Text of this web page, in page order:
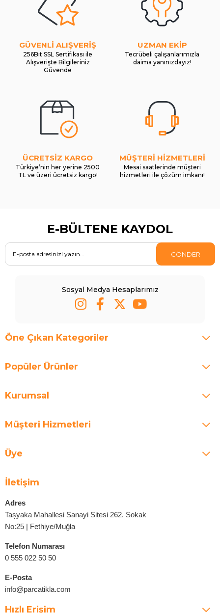
GÜVENLİ ALIŞVERİŞ
256Bit SSL Sertifikası ile
Alışverişte Bilgileriniz
Güvende
UZMAN EKİP
Tecrübeli çalışanlarımızla
daima yanınızdayız!
ÜCRETSİZ KARGO
Türkiye’nin her yerine 2500
TL ve üzeri ücretsiz kargo!
MÜŞTERİ HİZMETLERİ
Mesai saatlerinde müşteri
hizmetleri ile çözüm imkanı!
E-BÜLTENE KAYDOL
GÖNDER
Sosyal Medya Hesaplarımız
Öne Çıkan Kategoriler
Popüler Ürünler
Kurumsal
Müşteri Hizmetleri
Üye
İletişim
Adres
Taşyaka Mahallesi Sanayi Sitesi 262. Sokak
No:25 | Fethiye/Muğla
Telefon Numarası
0 555 022 50 50
E-Posta
info@parcatikla.com
Hızlı Erişim